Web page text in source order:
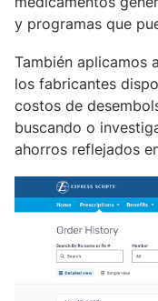
y programas que
También aplicamos
los fabricantes
costos de
buscando o
ahorros reflejados